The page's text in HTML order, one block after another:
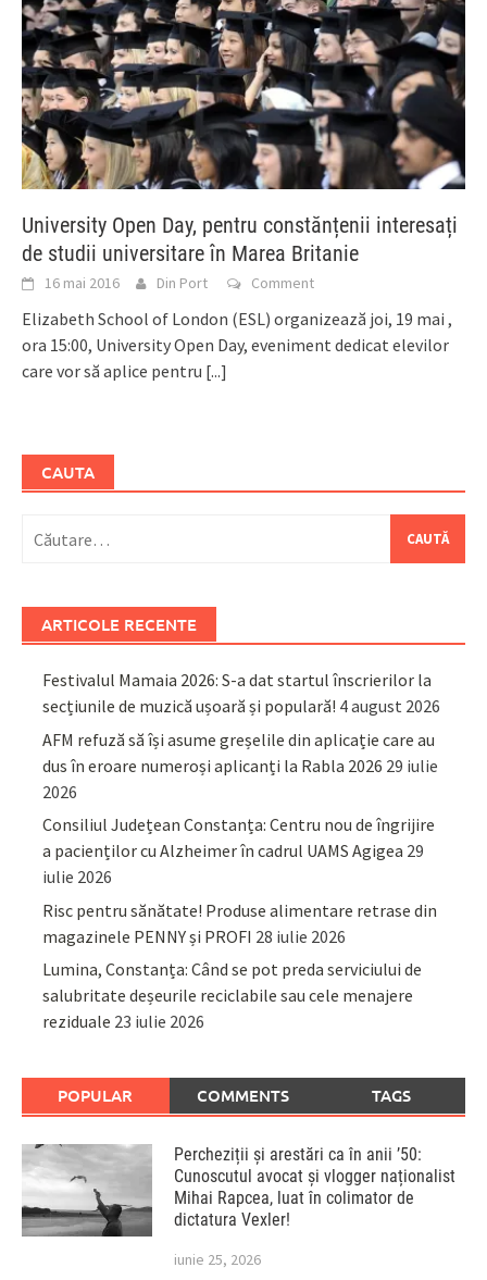
University Open Day, pentru constănțenii interesați
de studii universitare în Marea Britanie
16 mai 2016 Din Port Comment
Elizabeth School of London (ESL) organizează joi, 19 mai ,
ora 15:00, University Open Day, eveniment dedicat elevilor
care vor să aplice pentru [...]
CAUTA
după:
ARTICOLE RECENTE
Festivalul Mamaia 2026: S-a dat startul înscrierilor la
secțiunile de muzică ușoară și populară! 4 august 2026
AFM refuză să își asume greșelile din aplicație care au
dus în eroare numeroși aplicanți la Rabla 2026 29 iulie
2026
Consiliul Județean Constanța: Centru nou de îngrijire
a pacienților cu Alzheimer în cadrul UAMS Agigea 29
iulie 2026
Risc pentru sănătate! Produse alimentare retrase din
magazinele PENNY și PROFI 28 iulie 2026
Lumina, Constanța: Când se pot preda serviciului de
salubritate deșeurile reciclabile sau cele menajere
reziduale 23 iulie 2026
POPULAR COMMENTS TAGS
Percheziții și arestări ca în anii ’50:
Cunoscutul avocat și vlogger naționalist
Mihai Rapcea, luat în colimator de
dictatura Vexler!
iunie 25, 2026